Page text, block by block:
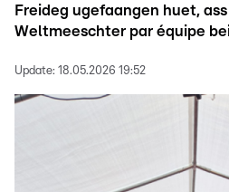
Freideg ugefaangen huet,
Weltmeeschter par équipe
Update: 18.05.2026 19:52